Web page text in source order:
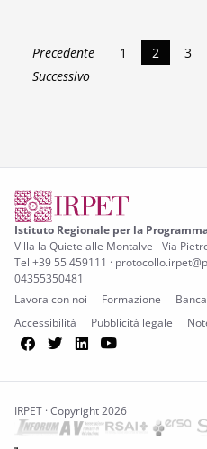
Precedente 1 2 3
Successivo
Istituto Regionale per la
Villa la Quiete alle Montalve - Via
Tel +39 55 459111 ·
04355350481
Lavora con noi
Formazione
Accessibilità
Pubblicità legale
Facebook
TwitterLinkedIn
IRPET · Copyright 2026